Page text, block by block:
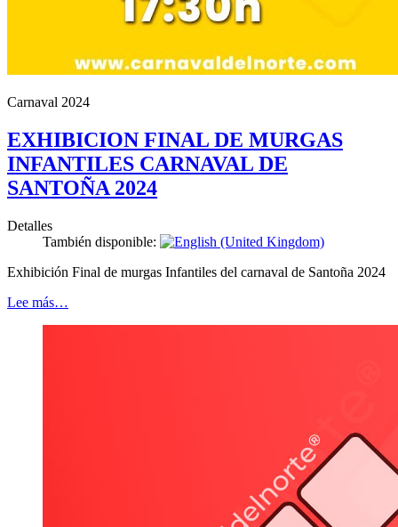
Carnaval 2024
EXHIBICION FINAL DE MURGAS
INFANTILES CARNAVAL DE
SANTOÑA 2024
Detalles
También disponible:
Exhibición Final de murgas Infantiles del carnaval de Santoña 2024
Lee más…